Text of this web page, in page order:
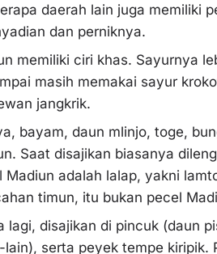
daerah lain juga memiliki
dan perniknya.
memiliki ciri khas. Sayurnya
masih memakai sayur
jangkrik.
bayam, daun mlinjo, toge,
Saat disajikan biasanya
Madiun adalah lalap, yakni
timun, itu bukan pecel
lagi, disajikan di pincuk (daun
serta peyek tempe kiripik.